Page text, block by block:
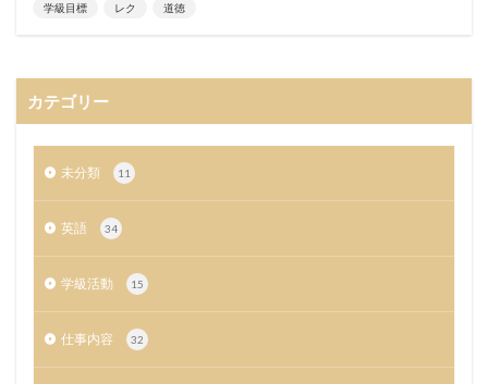
学級目標 レク 道徳
カテゴリー
未分類 11
英語 34
学級活動 15
仕事内容 32